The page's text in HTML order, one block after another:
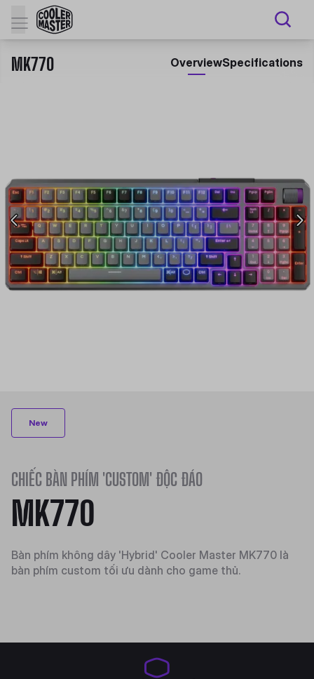
MK770 OverviewSpecifications
New
CHIẾC BÀN PHÍM 'CUSTOM' ĐỘC ĐÁO
MK770
Bàn phím không dây 'Hybrid' Cooler Master MK770 là
bàn phím custom tối ưu dành cho game thủ.